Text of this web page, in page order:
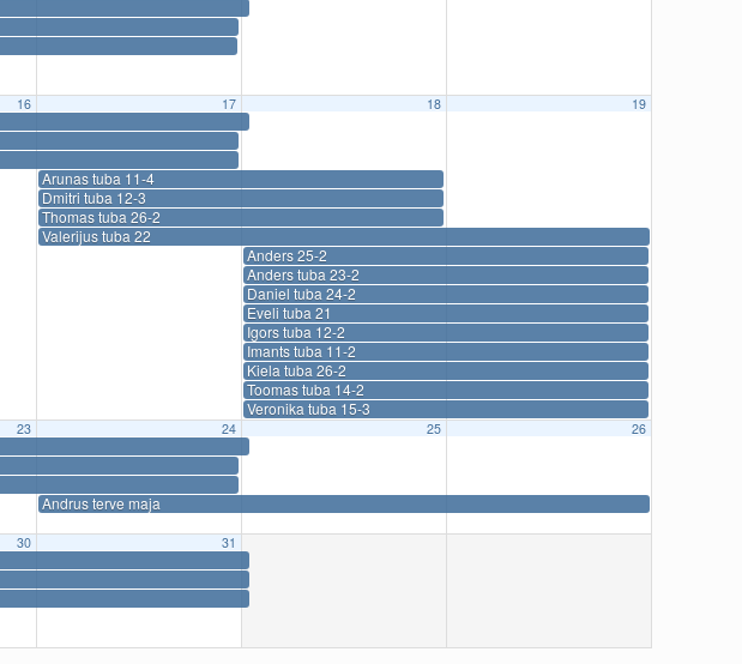
16 17
Arunas tuba 11-4
Dmitri tuba 12-3
Thomas tuba 26-2
Valerijus tuba 22
18
Anders 25-2
Anders tuba 23-2
Daniel tuba 24-2
Eveli tuba 21
Igors tuba 12-2
Imants tuba 11-2
Kiela tuba 26-2
Toomas tuba 14-2
Veronika tuba 15-3
19
23 24
Andrus terve maja
25 26
30 31